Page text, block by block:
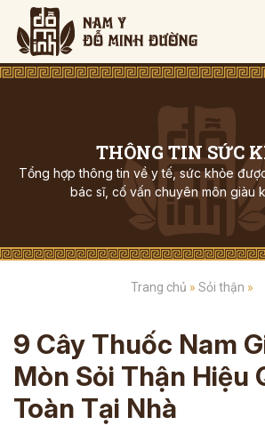
THÔNG TIN SỨC
Tổng hợp thông tin về y tế, sức khỏe
bác sĩ, cố vấn chuyên môn giàu
Trang chủ » Sỏi thận »
9 Cây Thuốc Nam
Mòn Sỏi Thận Hiệu
Toàn Tại Nhà